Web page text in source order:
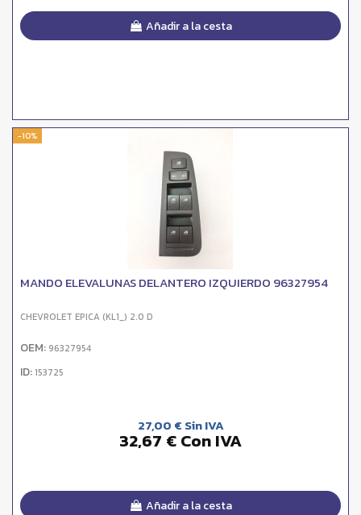
Añadir a la cesta
-10%
MANDO ELEVALUNAS DELANTERO IZQUIERDO 96327954
CHEVROLET EPICA (KL1_) 2.0 D
OEM: 96327954
ID:153725
27,00 € Sin IVA
32,67 € Con IVA
Añadir a la cesta